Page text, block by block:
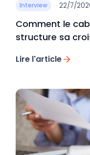
Interview 22/7/
Comment le
structure sa
Lire l'article